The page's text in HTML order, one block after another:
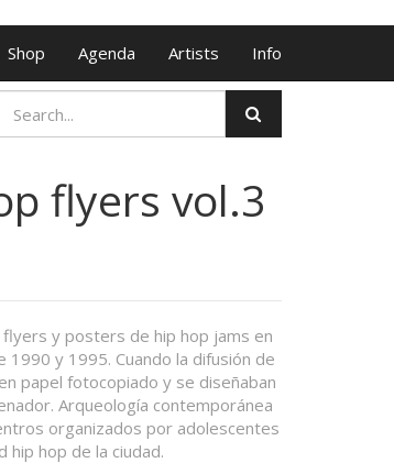
Shop Agenda Artists Info
flyers vol.3
flyers y posters de hip hop jams en
1990 y 1995. Cuando la difusión de
papel fotocopiado y se diseñaban
Arqueología contemporánea
organizados por adolescentes
hip hop de la ciudad.